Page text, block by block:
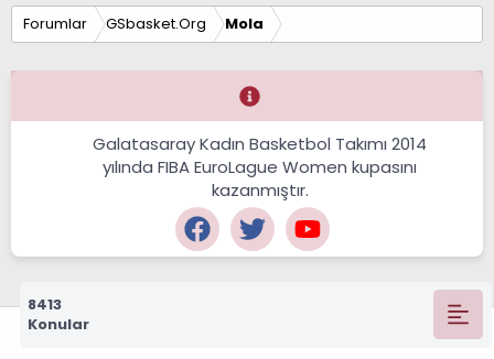
Forumlar GSbasket.Org Mola
Galatasaray Kadın Basketbol Takımı 2014
yılında FIBA EuroLague Women kupasını
kazanmıştır.
8413
Konular